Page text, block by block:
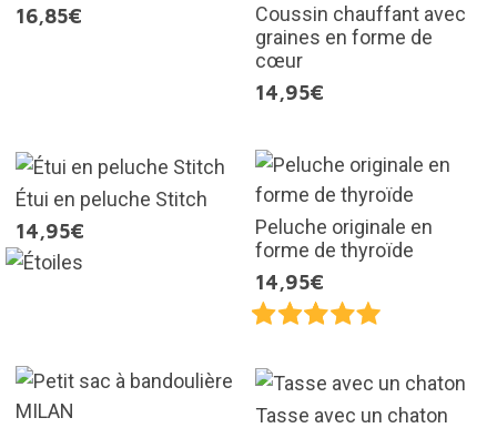
16,85€
Coussin chauffant avec
graines en forme de
cœur
14,95€
Étui en peluche Stitch
14,95€
Peluche originale en
forme de thyroïde
14,95€
Tasse avec un chaton